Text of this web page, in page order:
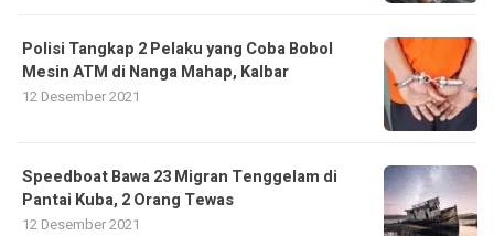
Polisi Tangkap 2 Pelaku yang Coba Bobol
Mesin ATM di Nanga Mahap, Kalbar
12 Desember 2021
Speedboat Bawa 23 Migran Tenggelam di
Pantai Kuba, 2 Orang Tewas
12 Desember 2021